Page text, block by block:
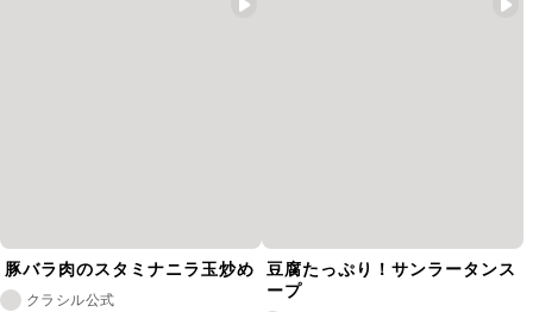
豚バラ肉のスタミナニラ玉炒め
クラシル公式
豆腐たっぷり！サンラータンス
ープ